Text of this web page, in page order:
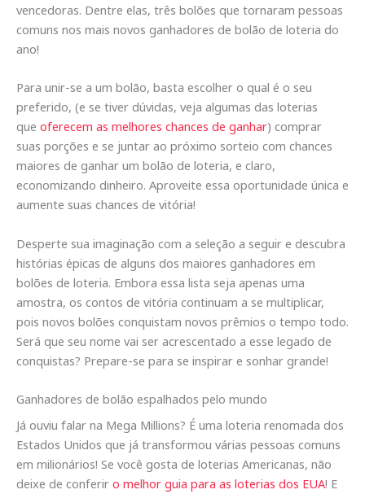
vencedoras. Dentre elas, três bolões que tornaram pessoas
comuns nos mais novos ganhadores de bolão de loteria do
ano!
Para unir-se a um bolão, basta escolher o qual é o seu
preferido, (e se tiver dúvidas, veja algumas das loterias
que oferecem as melhores chances de ganhar) comprar
suas porções e se juntar ao próximo sorteio com chances
maiores de ganhar um bolão de loteria, e claro,
economizando dinheiro. Aproveite essa oportunidade única e
aumente suas chances de vitória!
Desperte sua imaginação com a seleção a seguir e descubra
histórias épicas de alguns dos maiores ganhadores em
bolões de loteria. Embora essa lista seja apenas uma
amostra, os contos de vitória continuam a se multiplicar,
pois novos bolões conquistam novos prêmios o tempo todo.
Será que seu nome vai ser acrescentado a esse legado de
conquistas? Prepare-se para se inspirar e sonhar grande!
Ganhadores de bolão espalhados pelo mundo
Já ouviu falar na Mega Millions? É uma loteria renomada dos
Estados Unidos que já transformou várias pessoas comuns
em milionários! Se você gosta de loterias Americanas, não
deixe de conferir o melhor guia para as loterias dos EUA! E